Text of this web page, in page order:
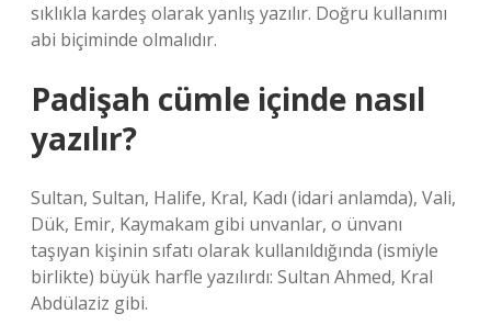
sıklıkla kardeş olarak yanlış yazılır. Doğru kullanımı
abi biçiminde olmalıdır.
Padişah cümle içinde nasıl
yazılır?
Sultan, Sultan, Halife, Kral, Kadı (idari anlamda), Vali,
Dük, Emir, Kaymakam gibi unvanlar, o ünvanı
taşıyan kişinin sıfatı olarak kullanıldığında (ismiyle
birlikte) büyük harfle yazılırdı: Sultan Ahmed, Kral
Abdülaziz gibi.